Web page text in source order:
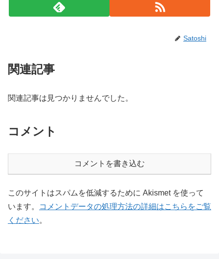
Satoshi
関連記事
関連記事は見つかりませんでした。
コメント
コメントを書き込む
このサイトはスパムを低減するために Akismet を使って
います。
コメントデータの処理方法の詳細はこちらをご覧
ください。